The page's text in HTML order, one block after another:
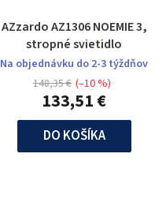
AZzardo AZ1306 NOEMIE 3,
stropné svietidlo
Na objednávku do 2-3 týždňov
133,51 €
148,35 € (–10 %)
DO KOŠÍKA